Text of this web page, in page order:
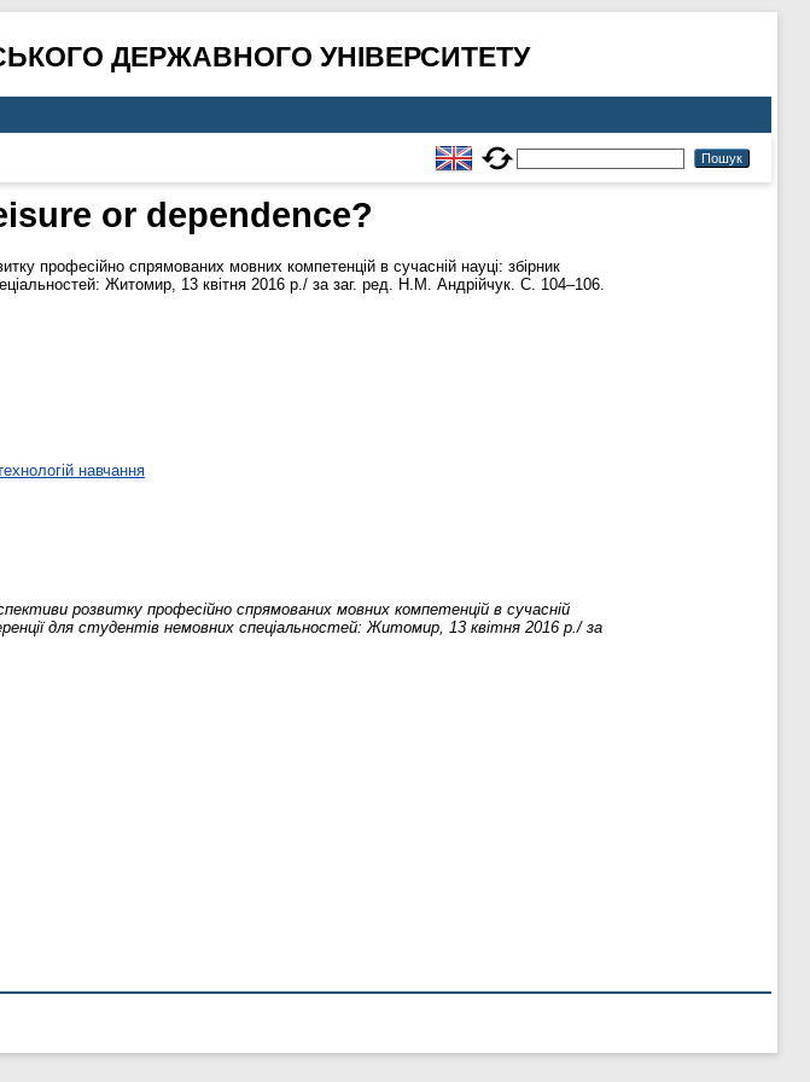
ДЕРЖАВНОГО УНІВЕРСИТЕТУ
or dependence?
професійно спрямованих мовних компетенцій в сучасній науці: збірник
Житомир, 13 квітня 2016 р./ за заг. ред. Н.М. Андрійчук. С. 104–106.
навчання
розвитку професійно спрямованих мовних компетенцій в сучасній
для студентів немовних спеціальностей: Житомир, 13 квітня 2016 р./ за